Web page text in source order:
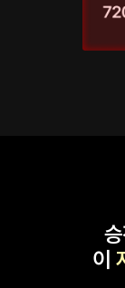
이